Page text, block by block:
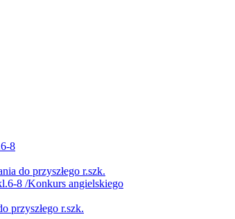
8
do przyszłego r.szk.
8 /Konkurs angielskiego
przyszłego r.szk.